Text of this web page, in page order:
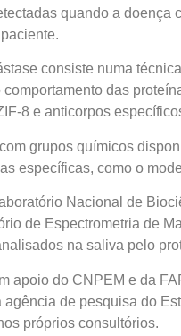
quando a
consiste numa
das
8 e anticorpos
grupos químicos
específicas, como o
Nacional de
de Espectrometria de
na saliva pelo
apoio do CNPEM e da
agência de pesquisa do
próprios consultórios.